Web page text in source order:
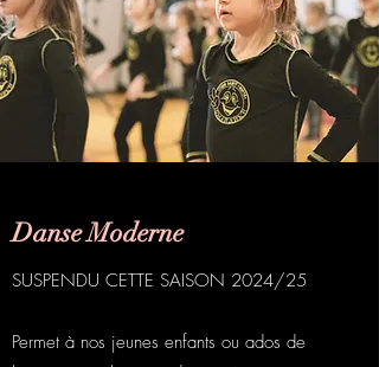
Danse Moderne
SUSPENDU CETTE SAISON 2024/25
Permet à nos jeunes enfants ou ados de